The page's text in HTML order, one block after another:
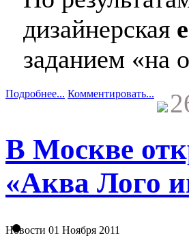
дизайнерская
заданием «на
Подробнее... Комментировать...
В Москве
«Аква Лого
Новости 01 Ноября 2011